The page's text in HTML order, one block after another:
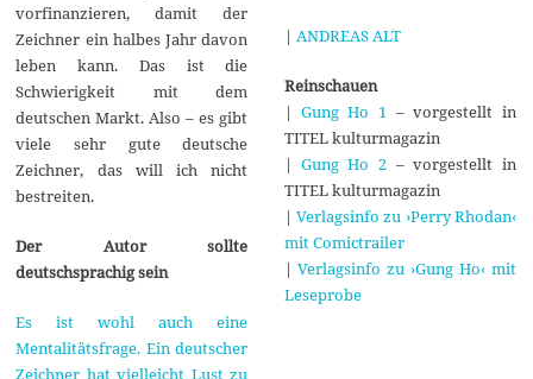
vorfinanzieren, damit der
Zeichner ein halbes Jahr davon
leben kann. Das ist die
Schwierigkeit mit dem
deutschen Markt. Also – es gibt
viele sehr gute deutsche
Zeichner, das will ich nicht
bestreiten.
Der Autor sollte
deutschsprachig sein
Es ist wohl auch eine
Mentalitätsfrage. Ein deutscher
Zeichner hat vielleicht Lust zu
| ANDREAS ALT
Reinschauen
| Gung Ho 1 – vorgestellt in
TITEL kulturmagazin
| Gung Ho 2– vorgestellt in
TITEL kulturmagazin
| Verlagsinfo zu ›Perry Rhodan‹
mit Comictrailer
| Verlagsinfo zu ›Gung Ho‹ mit
Leseprobe